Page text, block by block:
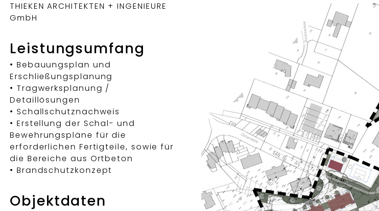
THIEKEN ARCHITEKTEN + INGENIEURE
GmbH
Leistungsumfang
• Bebauungsplan und
Erschließungsplanung
• Tragwerksplanung /
Detaillösungen
• Schallschutznachweis
• Erstellung der Schal- und
Bewehrungspläne für die
erforderlichen Fertigteile, sowie für
die Bereiche aus Ortbeton
• Brandschutzkonzept
Objektdaten